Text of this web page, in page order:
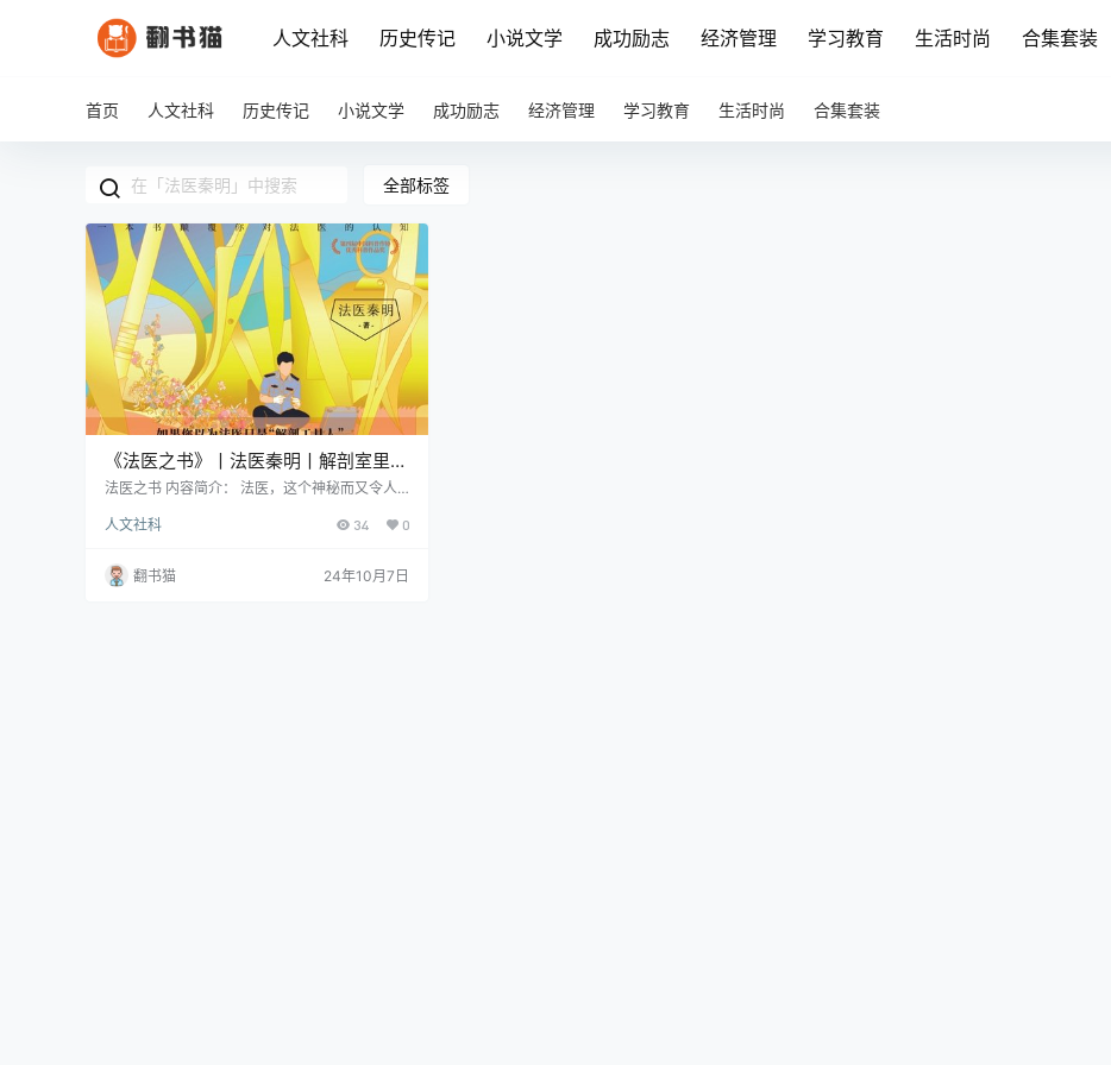
人文社科 历史传记 小说文学 成功励志 经济管理 学习教育 生活时尚 合集套装
首页 人文社科 历史传记 小说文学 成功励志 经济管理 学习教育 生活时尚 合集套装
全部标签
《法医之书》丨法医秦明丨解剖室里的
惊天秘密，走进不为人知的法医世界
法医之书 内容简介： 法医，这个神秘而又令人
为法医只是单纯的"解剖工具人"，那么秦明的
作为一名资深法医，秦明用他独特的视角和丰富
的经验，为我们揭开了法医世界的神秘面纱。这
人文社科 34 0
翻书猫 24年10月7日